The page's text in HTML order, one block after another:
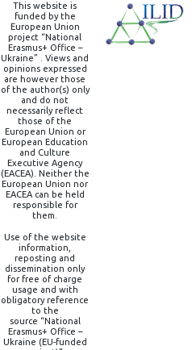
This website is
funded by the
European Union
project “National
Erasmus+ Office –
Ukraine” . Views and
opinions expressed
are however those
of the author(s) only
and do not
necessarily reflect
those of the
European Union or
European Education
and Culture
Executive Agency
(EACEA). Neither the
European Union nor
EACEA can be held
responsible for
them.
Use of the website
information,
reposting and
dissemination only
for free of charge
usage and with
obligatory reference
to the
source “National
Erasmus+ Office –
Ukraine (EU-funded